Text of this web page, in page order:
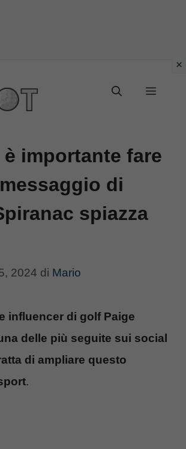
Menu
è importante fare
di
spiazza
2024 di Mario
influencer di golf Paige
delle più seguite sui social
di ampliare questo
.